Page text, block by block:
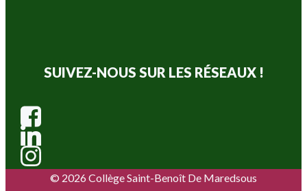
SUIVEZ-NOUS SUR LES RÉSEAUX !
© 2026 Collège Saint-Benoît De Maredsous